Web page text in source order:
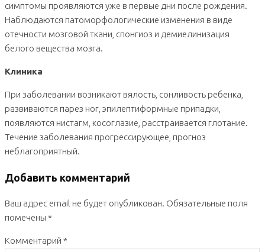
симптомы проявляются уже в первые дни после рождения.
Наблюдаются патоморфологические изменения в виде
отечности мозговой ткани, спонгиоз и демиелинизация
белого вещества мозга.
Клиника
При заболевании возникают вялость, сонливость ребенка,
развиваются парез ног, эпилептиформные припадки,
появляются нистагм, косоглазие, расстраивается глотание.
Течение заболевания прогрессирующее, прогноз
неблагоприятный.
Добавить комментарий
Ваш адрес email не будет опубликован. Обязательные поля
помечены *
Комментарий *